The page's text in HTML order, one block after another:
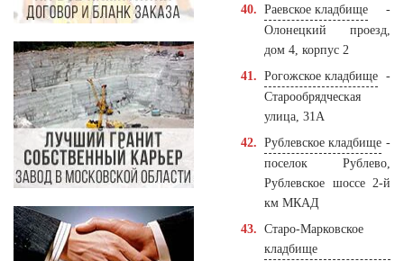
Раевское кладбище -
Олонецкий проезд,
дом 4, корпус 2
Рогожское кладбище -
Старообрядческая
улица, 31А
Рублевское кладбище -
поселок Рублево,
Рублевское шоссе 2-й
км МКАД
Старо-Марковское
кладбище